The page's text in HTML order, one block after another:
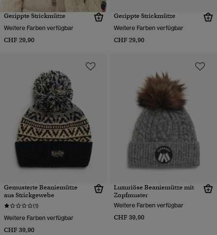
Gerippte Strickmütze
Weitere Farben verfügbar
CHF 29,90
Gerippte Strickmütze
Weitere Farben verfügbar
CHF 29,90
Gemusterte Beaniemütze
aus Strickgewebe
(1)
Weitere Farben verfügbar
CHF 39,90
Luxuriöse Beaniemütze mit
Zopfmuster
Weitere Farben verfügbar
CHF 39,90